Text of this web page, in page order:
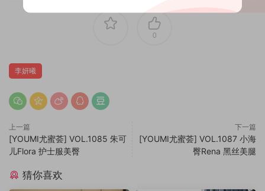
0
李妍曦
上一篇
[YOUMI尤蜜荟] VOL.1085 朱可
儿Flora 护士服美臀
下一篇
[YOUMI尤蜜荟] VOL.1087 小海
臀Rena 黑丝美腿
猜你喜欢